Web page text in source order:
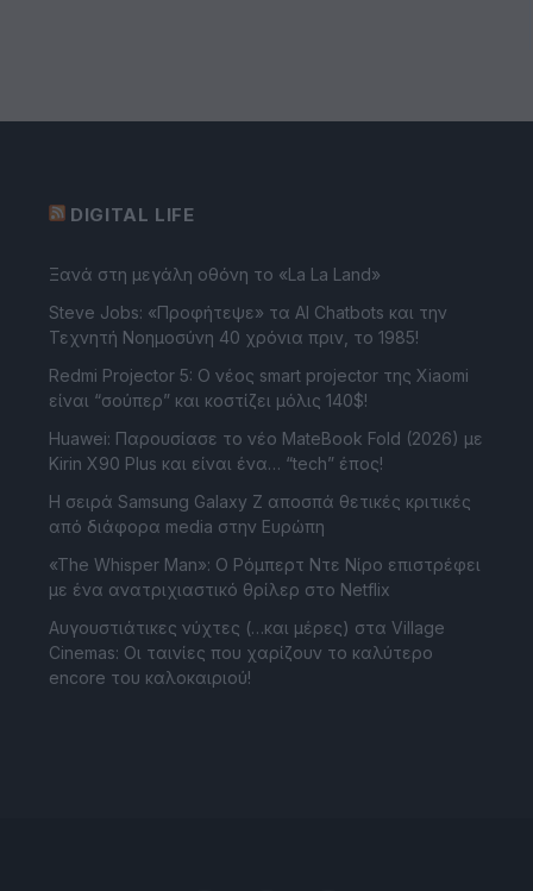
DIGITAL LIFE
Ξανά στη μεγάλη οθόνη το «La La Land»
Steve Jobs: «Προφήτεψε» τα AI Chatbots και την
Τεχνητή Νοημοσύνη 40 χρόνια πριν, το 1985!
Redmi Projector 5: Ο νέος smart projector της Xiaomi
είναι “σούπερ” και κοστίζει μόλις 140$!
Huawei: Παρουσίασε το νέο MateBook Fold (2026) με
Kirin X90 Plus και είναι ένα… “tech” έπος!
Η σειρά Samsung Galaxy Z αποσπά θετικές κριτικές
από διάφορα media στην Ευρώπη
«The Whisper Man»: Ο Ρόμπερτ Ντε Νίρο επιστρέφει
με ένα ανατριχιαστικό θρίλερ στο Netflix
Αυγουστιάτικες νύχτες (…και μέρες) στα Village
Cinemas: Οι ταινίες που χαρίζουν το καλύτερο
encore του καλοκαιριού!